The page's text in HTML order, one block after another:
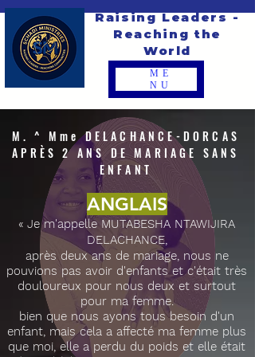
ME
NU
Raising Leaders -
Reaching the
World
M. ^ Mme DELACHANCE-DORCAS
APRÈS 2 ANS DE MARIAGE SANS
ENFANT
ANGLAIS
« Je m'appelle MUTABESHA NTAWIJIRA
DELACHANCE,
après deux ans de mariage, nous ne
pouvions pas avoir d'enfants et c'était très
douloureux pour nous deux et surtout
pour ma femme.
bien que nous ayons tous besoin d'un
enfant, mais cela a affecté ma femme plus
que moi, elle a perdu du poids et elle était